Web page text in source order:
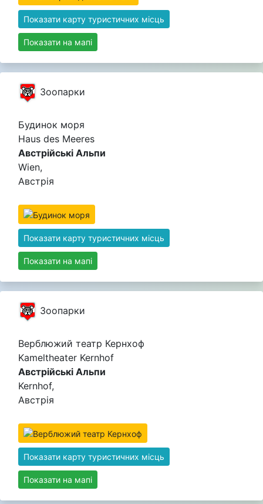
Показати карту туристичних місць
Показати на мапі
Зоопарки
Будинок моря
Haus des Meeres
Австрійські Альпи
Wien,
Австрія
Показати карту туристичних місць
Показати на мапі
Зоопарки
Верблюжий театр Кернхоф
Kameltheater Kernhof
Австрійські Альпи
Kernhof,
Австрія
Показати карту туристичних місць
Показати на мапі